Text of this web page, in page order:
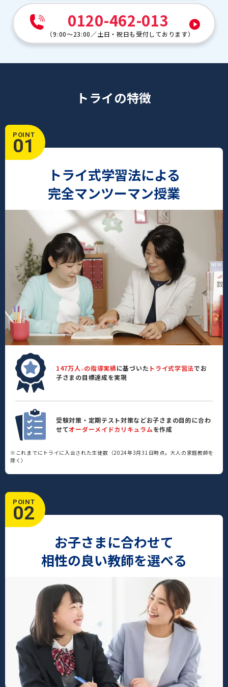
0120-462-013
（9:00～23:00 ／土日・祝日も受付しております）
トライの特徴
POINT
01
トライ式学習法による
完全マンツーマン授業
147万人 ※ の指導実績に基づいた トライ式学習法でお
子さまの目標達成を実現
受験対策・定期テスト対策などお子さまの目的に合わ
せてオーダーメイドカリキュラムを作成
※これまでにトライに入会された生徒数（2024年3月31日時点。大人の家庭教師を
除く）
POINT
02
お子さまに合わせて
相性の良い教師を選べる